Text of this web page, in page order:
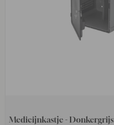
Medicijnkastje - Donkergrijs